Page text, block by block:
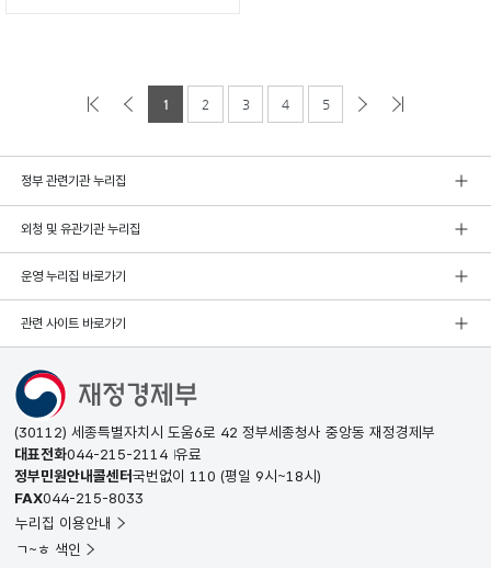
1 2 3 4 5
정부 관련기관 누리집
외청 및 유관기관 누리집
운영 누리집 바로가기
관련 사이트 바로가기
(30112) 세종특별자치시 도움6로 42 정부세종청사 중앙동 재정경제부
대표전화044-215-2114 유료
정부민원안내콜센터국번없이 110 (평일 9시~18시)
FAX044-215-8033
누리집 이용안내
ㄱ~ㅎ 색인